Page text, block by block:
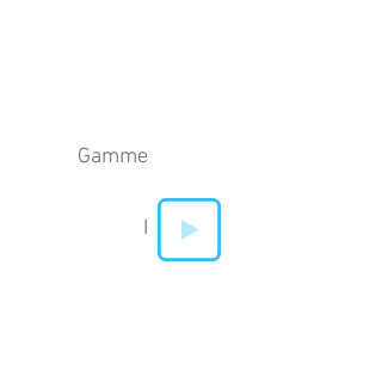
Gamme
I